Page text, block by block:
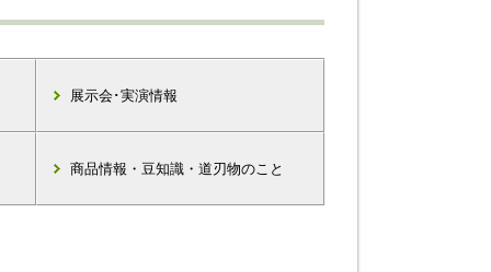
展示会･実演情報
商品情報・豆知識・道刃物のこと